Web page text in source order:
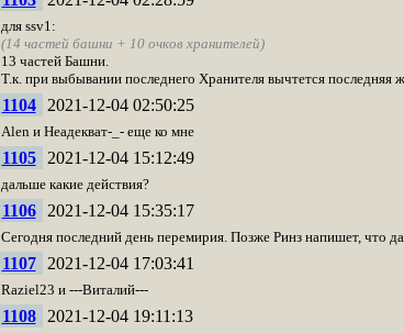
для ssv1:
(14 частей башни + 10 очков хранителей)
13 частей Башни.
Т.к. при выбывании последнего Хранителя вычтется последняя
1104 2021-12-04 02:50:25
Alen и Неадекват-_- еще ко мне
1105 2021-12-04 15:12:49
дальше какие действия?
1106 2021-12-04 15:35:17
Сегодня последний день перемирия. Позже Ринз напишет, что
1107 2021-12-04 17:03:41
Raziel23 и ---Виталий---
1108 2021-12-04 19:11:13